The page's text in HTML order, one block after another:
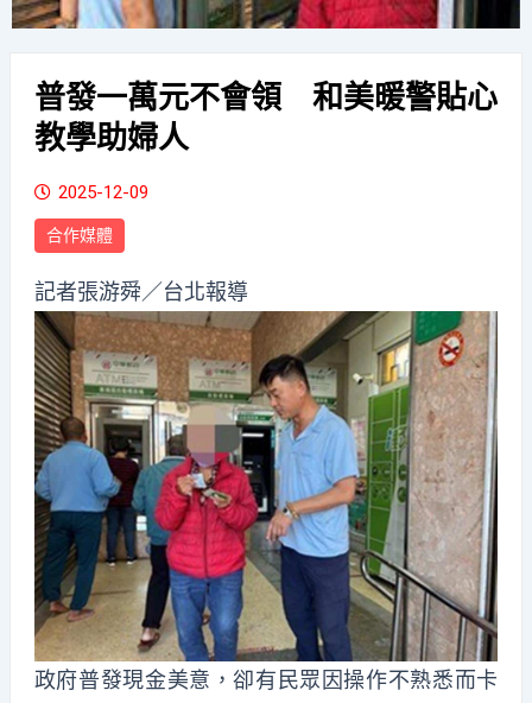
普發一萬元不會領 和美暖警貼心
教學助婦人
2025-12-09
合作媒體
記者張游舜／台北報導
政府普發現金美意，卻有民眾因操作不熟悉而卡